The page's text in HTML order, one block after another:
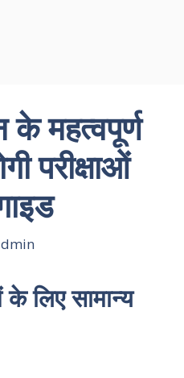
के महत्वपूर्ण
परीक्षाओं
के लिए सामान्य